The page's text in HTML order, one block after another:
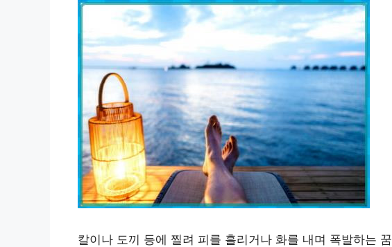
칼이나 도끼 등에 찔려 피를 흘리거나 화를 내며 폭발하는 꿈